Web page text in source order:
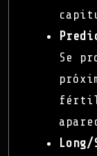
Se
fértil